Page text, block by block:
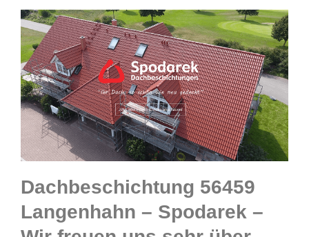
Dachbeschichtung 56459
Langenhahn – Spodarek –